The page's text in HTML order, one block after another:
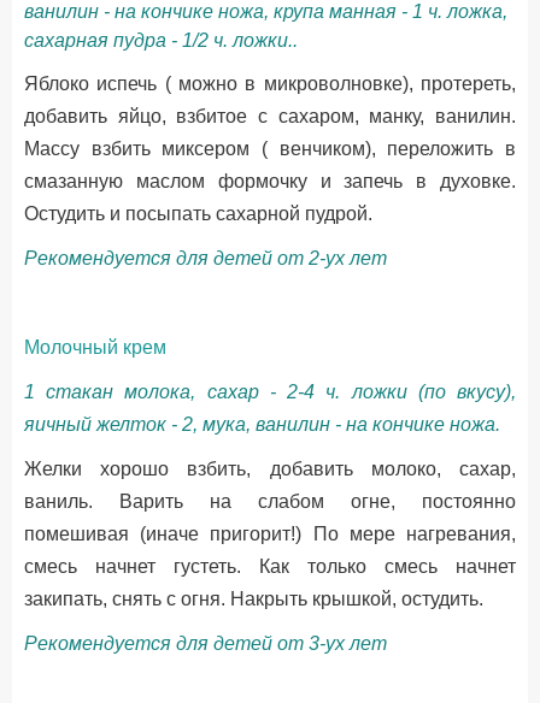
ванилин - на кончике ножа, крупа манная - 1 ч. ложка,
сахарная пудра - 1/2 ч. ложки..
Яблоко испечь ( можно в микроволновке), протереть,
добавить яйцо, взбитое с сахаром, манку, ванилин.
Массу взбить миксером ( венчиком), переложить в
смазанную маслом формочку и запечь в духовке.
Остудить и посыпать сахарной пудрой.
Рекомендуется для детей от 2-ух лет
Молочный крем
1 стакан молока, сахар - 2-4 ч. ложки (по вкусу),
яичный желток - 2, мука, ванилин - на кончике ножа.
Желки хорошо взбить, добавить молоко, сахар,
ваниль. Варить на слабом огне, постоянно
помешивая (иначе пригорит!) По мере нагревания,
смесь начнет густеть. Как только смесь начнет
закипать, снять с огня. Накрыть крышкой, остудить.
Рекомендуется для детей от 3-ух лет